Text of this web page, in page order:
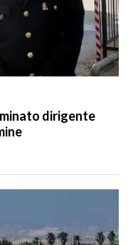
dirigente